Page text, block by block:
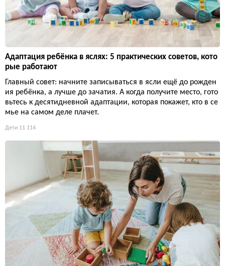
Адаптация ребёнка в яслях: 5 практических советов, кото
рые работают
Главный совет: начните записываться в ясли ещё до рожден
ия ребёнка, а лучше до зачатия. А когда получите место, гото
вьтесь к десятидневной адаптации, которая покажет, кто в се
мье на самом деле плачет.
Дети 11 114